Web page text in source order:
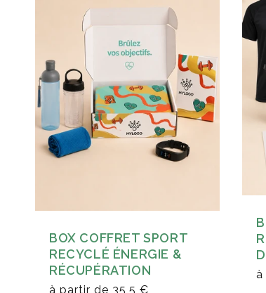
BOX COFFRET SPORT
RECYCLÉ ÉNERGIE &
RÉCUPÉRATION
à partir de 35,5 €
à